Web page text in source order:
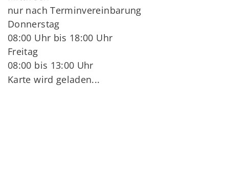
nur nach Terminvereinbarung
Donnerstag
08:00 Uhr bis 18:00 Uhr
Freitag
08:00 bis 13:00 Uhr
Karte wird geladen...